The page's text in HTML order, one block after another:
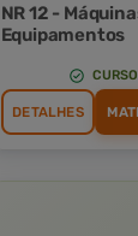
NR 12 -
Equipamentos
DETALHES